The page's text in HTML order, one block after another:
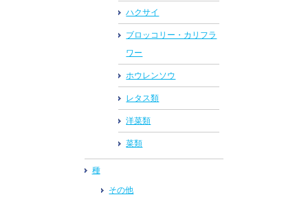
ハクサイ
ブロッコリー・カリフラ
ワー
ホウレンソウ
レタス類
洋菜類
菜類
種
その他